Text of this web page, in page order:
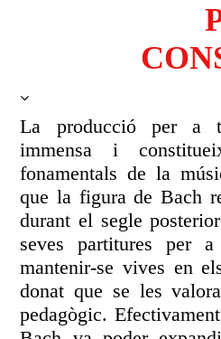
La producció per a
immensa i
fonamentals de la
que la figura de Bach
durant el segle
seves partitures per
mantenir-se vives en
donat que se les
pedagògic.